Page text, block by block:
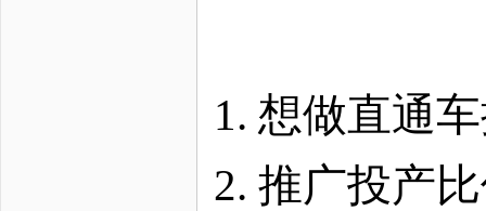
1. 想做直通
2. 推广投产